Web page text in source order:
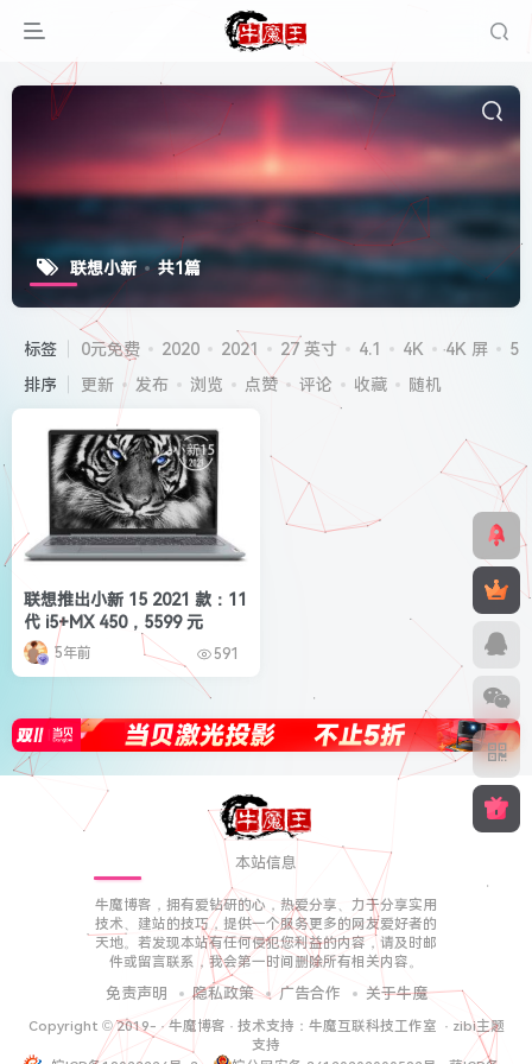
联想小新 共1篇
标签 0元免费 2020 2021 27 英寸 4.1 4K 4K 屏
5G
排序
更新 发布 浏览 点赞 评论 收藏 随机
联想推出小新 15 2021 款：11
代 i5+MX 450，5599 元
5年前 591
本站信息
牛魔博客，拥有爱钻研的心，热爱分享、力于分享实用
技术、建站的技巧，提供一个服务更多的网友爱好者的
天地。若发现本站有任何侵犯您利益的内容，请及时邮
件或留言联系，我会第一时间删除所有相关内容。
免责声明 隐私政策 广告合作 关于牛魔
Copyright © 2019- · 牛魔博客 · 技术支持： 牛魔互联科技工作室 · zibi主题
支持